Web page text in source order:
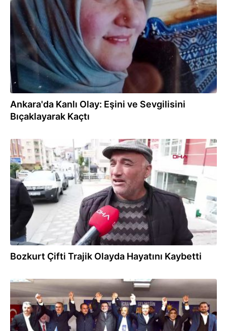
Ankara'da Kanlı Olay: Eşini ve Sevgilisini
Bıçaklayarak Kaçtı
21.11.2024
Bozkurt Çifti Trajik Olayda Hayatını Kaybetti
19.10.2024